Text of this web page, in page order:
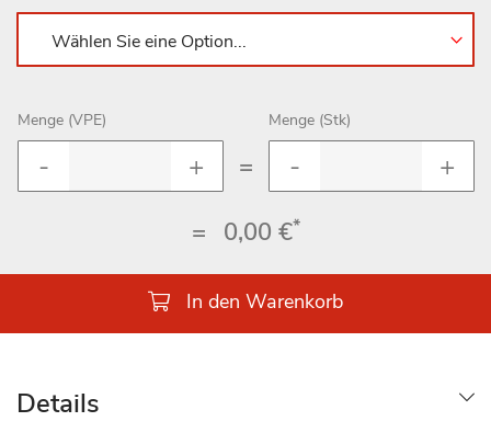
Menge (VPE)
=
Menge (Stk)
= 0,00 €*
In den Warenkorb
Details